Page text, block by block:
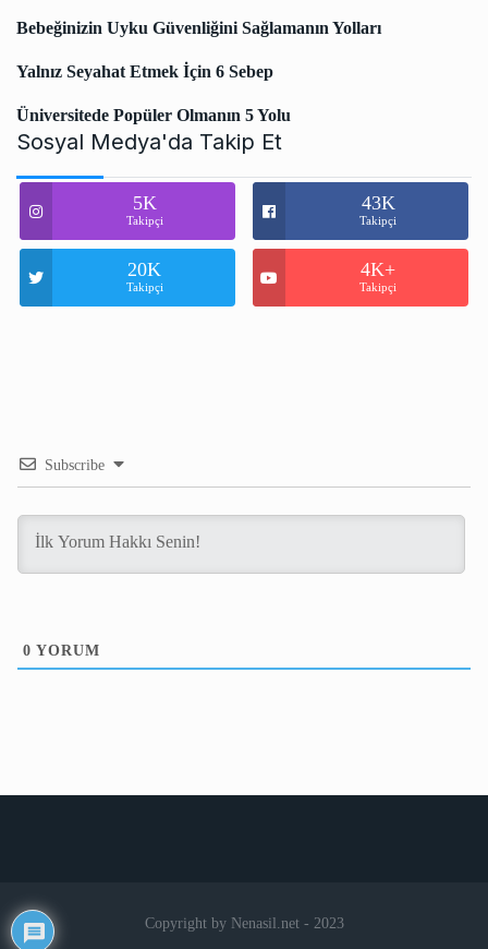
Bebeğinizin Uyku Güvenliğini Sağlamanın Yolları
Yalnız Seyahat Etmek İçin 6 Sebep
Üniversitede Popüler Olmanın 5 Yolu
Sosyal Medya'da Takip Et
5K
Takipçi
43K
Takipçi
20K
Takipçi
4K+
Takipçi
Subscribe
0 YORUM
Copyright by Nenasil.net - 2023